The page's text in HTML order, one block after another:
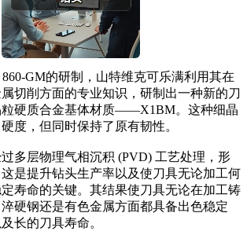
GM的研制，山特维克可乐满利用其在
切削方面的专业知识，研制出一种新的刀
粒硬质合金基体材质——X1BM。这种细晶
度，但同时保持了原有韧性。
层物理气相沉积 (PVD) 工艺处理，形
是提升钻头生产率以及使刀具无论加工何
寿命的关键。其结果使刀具无论在加工铸
硬钢还是有色金属方面都具备出色稳定
长的刀具寿命。